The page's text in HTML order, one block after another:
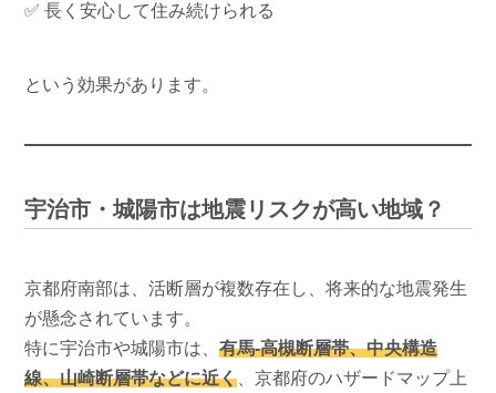
✅ 長く安心して住み続けられる
という効果があります。
宇治市・城陽市は地震リスクが高い地域？
京都府南部は、活断層が複数存在し、将来的な地震発生
が懸念されています。
特に宇治市や城陽市は、有馬-高槻断層帯、中央構造
線、山崎断層帯などに近く 、京都府のハザードマップ上